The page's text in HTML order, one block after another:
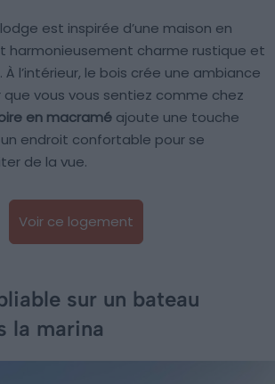
est inspirée d’une maison en
harmonieusement charme rustique et
l’intérieur, le bois crée une ambiance
que vous vous sentiez comme chez
en macramé ajoute une touche
endroit confortable pour se
de la vue.
Voir ce logement
sur un bateau
la marina